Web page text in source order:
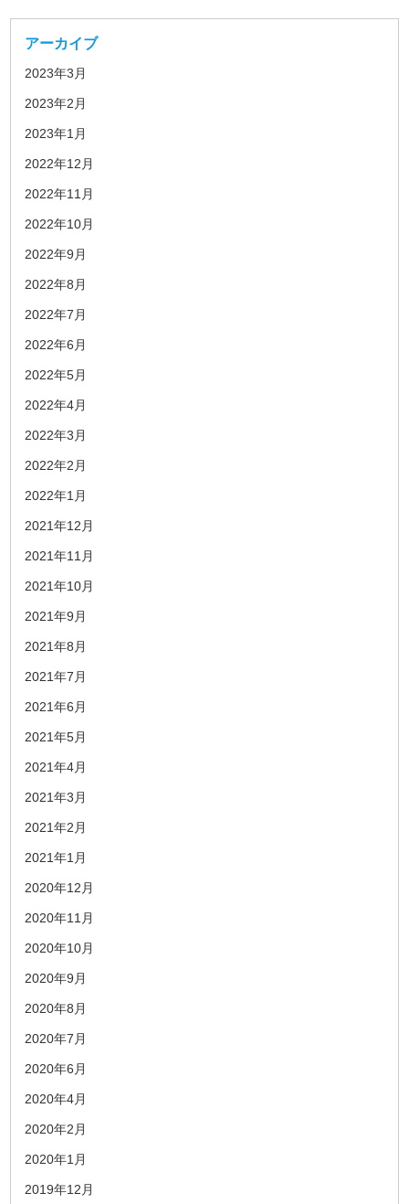
アーカイブ
2023年3月
2023年2月
2023年1月
2022年12月
2022年11月
2022年10月
2022年9月
2022年8月
2022年7月
2022年6月
2022年5月
2022年4月
2022年3月
2022年2月
2022年1月
2021年12月
2021年11月
2021年10月
2021年9月
2021年8月
2021年7月
2021年6月
2021年5月
2021年4月
2021年3月
2021年2月
2021年1月
2020年12月
2020年11月
2020年10月
2020年9月
2020年8月
2020年7月
2020年6月
2020年4月
2020年2月
2020年1月
2019年12月